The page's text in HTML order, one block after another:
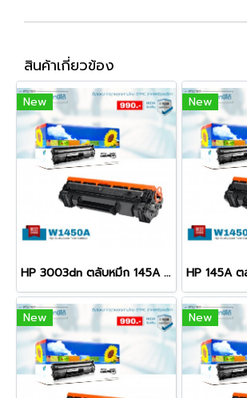
สินค้าเกี่ยวข้อง
New
HP 3003dn ตลับหมึก 145A พิมพ์เข้ม คมชัด รับประกัน 100%
New
New New